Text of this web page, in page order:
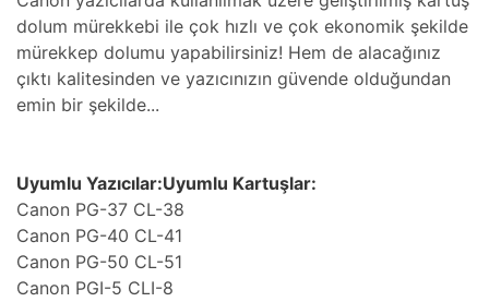
dolum mürekkebi ile çok hızlı ve çok ekonomik şekilde
mürekkep dolumu yapabilirsiniz! Hem de alacağınız
çıktı kalitesinden ve yazıcınızın güvende olduğundan
emin bir şekilde...
Uyumlu Yazıcılar:Uyumlu Kartuşlar:
Canon PG-37 CL-38
Canon PG-40 CL-41
Canon PG-50 CL-51
Canon PGI-5 CLI-8